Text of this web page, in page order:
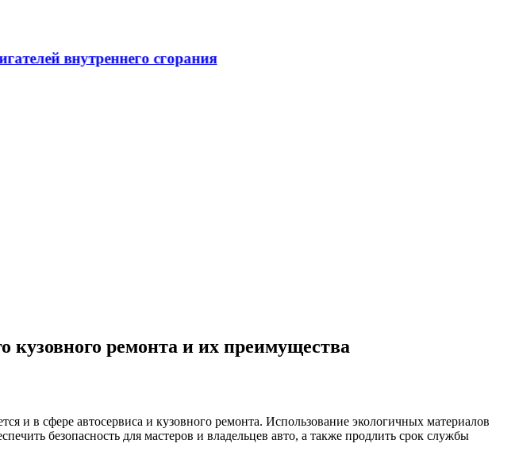
сгорания
кузовного ремонта и их преимущества
и в сфере автосервиса и кузовного ремонта. Использование экологичных материалов
безопасность для мастеров и владельцев авто, а также продлить срок службы